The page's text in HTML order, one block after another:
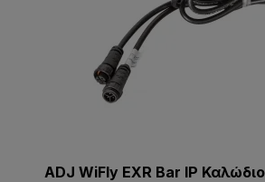
ADJ WiFly EXR Bar IP